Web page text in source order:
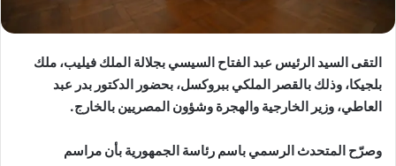
التقى السيد الرئيس عبد الفتاح السيسي بجلالة الملك فيليب، ملك
بلجيكا، وذلك بالقصر الملكي ببروكسل، بحضور الدكتور بدر عبد
العاطي، وزير الخارجية والهجرة وشؤون المصريين بالخارج.
وصرّح المتحدث الرسمي باسم رئاسة الجمهورية بأن مراسم